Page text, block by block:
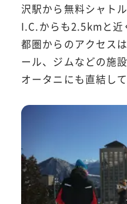
沢駅から無料シャト
I.C.からも2.5kmと近
都圏からのアクセス
ール、ジムなどの施
オータニにも直結して